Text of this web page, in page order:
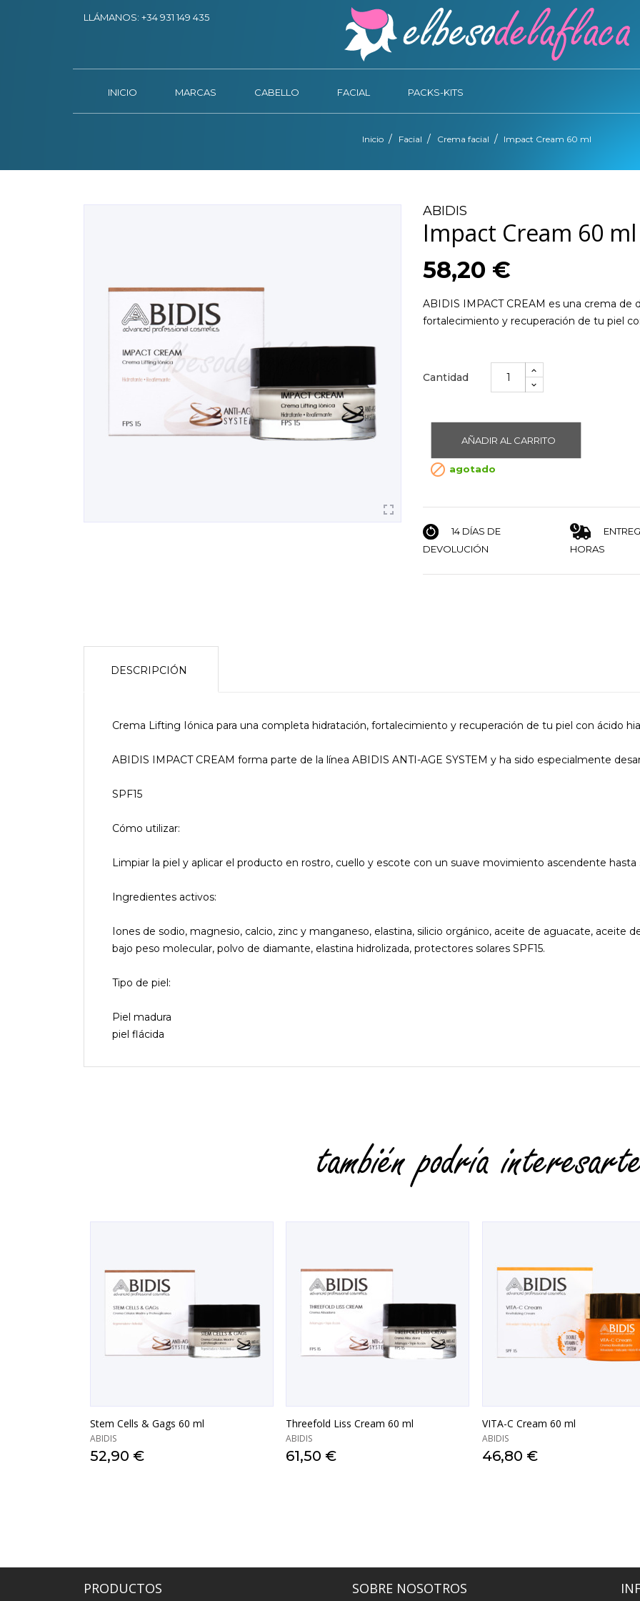
LLÁMANOS: +34 931 149 435
INICIO MARCAS CABELLO FACIAL PACKS-KITS
Inicio Facial Crema facial Impact Cream 60 ml

ABIDIS
Impact Cream 60 ml
58,20 €
ABIDIS IMPACT CREAM es una crema de
fortalecimiento y recuperación de tu piel
Cantidad
AÑADIR AL CARRITO
 agotado
14 DÍAS DE
DEVOLUCIÓN
HORAS
DESCRIPCIÓN
Crema Lifting Iónica para una completa hidratación, fortalecimiento y recuperación de tu piel con ácido
ABIDIS IMPACT CREAM forma parte de la línea ABIDIS ANTI-AGE SYSTEM y ha sido especialmente
SPF15
Cómo utilizar:
Limpiar la piel y aplicar el producto en rostro, cuello y escote con un suave movimiento ascendente
Ingredientes activos:
Iones de sodio, magnesio, calcio, zinc y manganeso, elastina, silicio orgánico, aceite de aguacate, aceite
bajo peso molecular, polvo de diamante, elastina hidrolizada, protectores solares SPF15.
Tipo de piel:
Piel madura
piel flácida
también podría
Stem Cells & Gags 60 ml
ABIDIS
52,90 €
Threefold Liss Cream 60 ml
ABIDIS
61,50 €
VITA-C Cream 60 ml
ABIDIS
46,80 €
PRODUCTOS SOBRE NOSOTROS